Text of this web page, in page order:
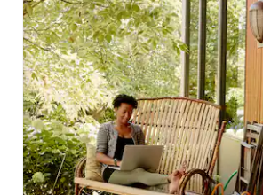
와이프 동작으로 탐색하세요.